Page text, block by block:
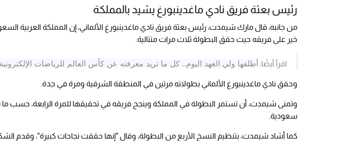
رئيس بعثة فريق نادي ماغدينبورغ يشيد بالمملكة
من جانبه، قال مارك شيمدت، رئيس بعثة فريق نادي ماغدينبورغ الألماني، إن المملكة العربية
خير على فريقه حيث حقق البطولة ثلاث مرات متتالية.
اقرأ أيضًا: أطلقها ولي العهد اليوم.. كل ما تريد معرفته عن كأس العالم للرياضات
وحقق نادي ماغدينبورغ الألماني بطولاته مرتين في المنطقة الشرقية ومرة في جدة.
وتمنى شيمدت، أن تستمر البطولة في المملكة وينجح فريقه في تحقيقها للمرة الرابعة، حسب ما
سعودية.
كما أشاد شيمدت، بتنظيم النسخ الأربع من البطولة، وقال "إنها حققت نجاحات كبيرة"، وقدم